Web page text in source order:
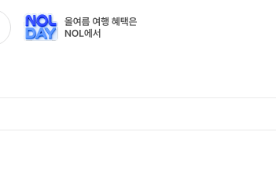
내구제 빠른소액대출 강북구장기연체자비대